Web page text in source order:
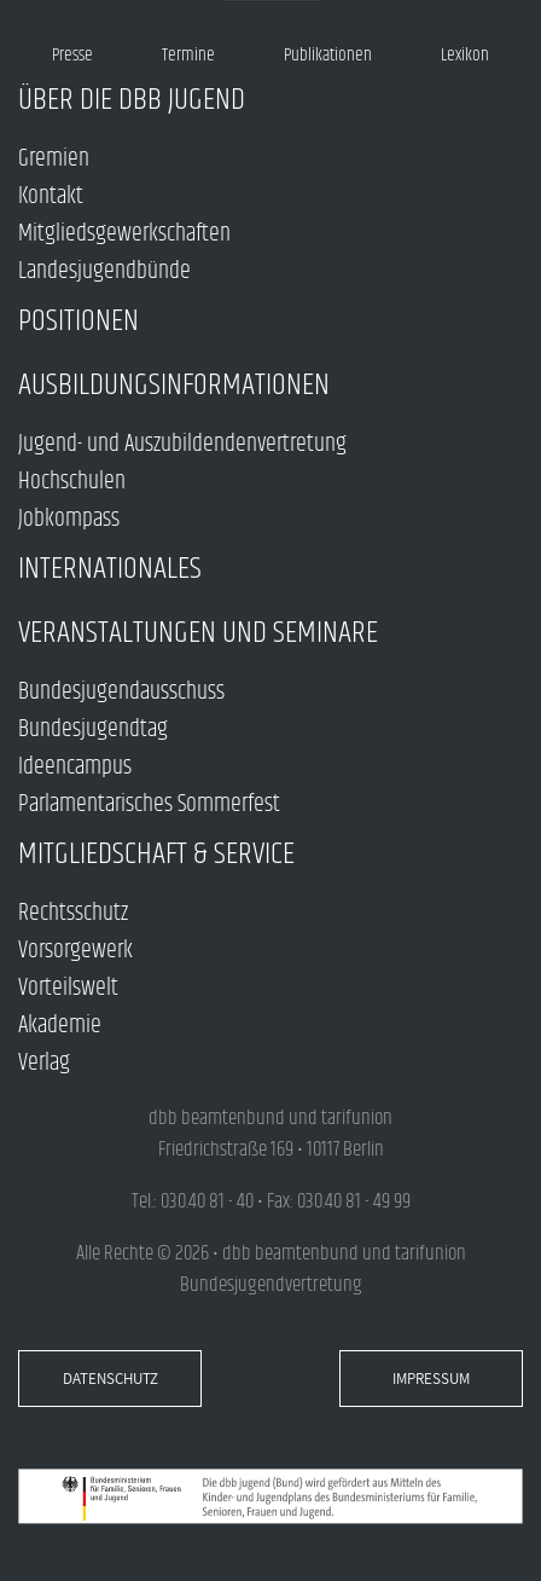
Presse Termine Publikationen Lexikon
ÜBER DIE DBB JUGEND
Gremien
Kontakt
Mitgliedsgewerkschaften
Landesjugendbünde
POSITIONEN
AUSBILDUNGSINFORMATIONEN
Jugend- und Auszubildendenvertretung
Hochschulen
Jobkompass
INTERNATIONALES
VERANSTALTUNGEN UND SEMINARE
Bundesjugendausschuss
Bundesjugendtag
Ideencampus
Parlamentarisches Sommerfest
MITGLIEDSCHAFT & SERVICE
Rechtsschutz
Vorsorgewerk
Vorteilswelt
Akademie
Verlag
dbb beamtenbund und tarifunion
Friedrichstraße 169 • 10117 Berlin
Tel.: 030.40 81 - 40 • Fax: 030.40 81 - 49 99
Alle Rechte © 2026 • dbb beamtenbund und tarifunion
Bundesjugendvertretung
DATENSCHUTZ IMPRESSUM